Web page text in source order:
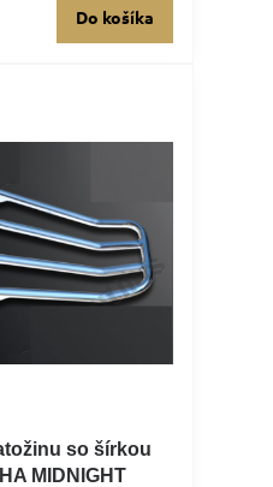
Do košíka
so šírkou
MIDNIGHT